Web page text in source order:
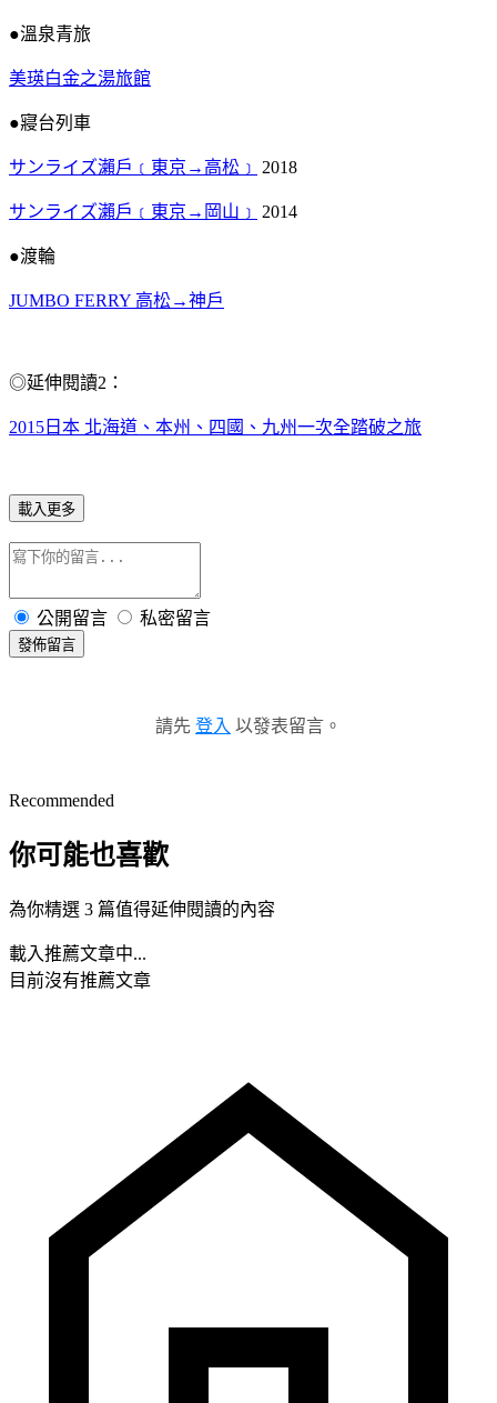
●溫泉青旅
美瑛白金之湯旅館
●寢台列車
サンライズ瀨戶﹝東京→高松﹞ 2018
サンライズ瀨戶﹝東京→岡山﹞ 2014
●渡輪
JUMBO FERRY 高松→神戶
◎延伸閱讀2：
2015日本 北海道、本州、四國、九州一次全踏破之旅
載入更多
公開留言 私密留言
發佈留言
請先 登入 以發表留言。
Recommended
你可能也喜歡
為你精選 3 篇值得延伸閱讀的內容
載入推薦文章中...
目前沒有推薦文章